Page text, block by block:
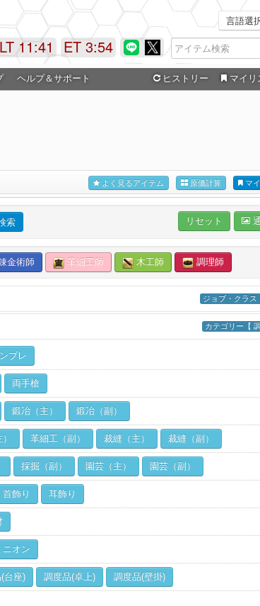
言語選
ET 3:54
LT 11:41
ヘルプ＆サポート ヒストリー マイリ
マ
原価計算
よく見るアイテム
索 リセット
金術師 革細工師 木工師 調理師
ジョブ・クラス
カテゴリー【
ブレ
両手槍
鍛冶（主） 鍛冶（副）
革細工（副） 裁縫（主） 裁縫（副）
採掘（副） 園芸（主） 園芸（副）
首飾り 耳飾り
ニオン
台座) 調度品(卓上) 調度品(壁掛)